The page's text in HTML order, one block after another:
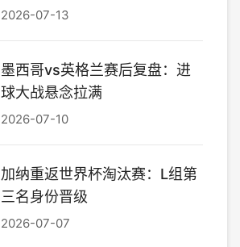
2026-07-13
墨西哥vs英格兰赛后复盘：进
球大战悬念拉满
2026-07-10
加纳重返世界杯淘汰赛：L组第
三名身份晋级
2026-07-07